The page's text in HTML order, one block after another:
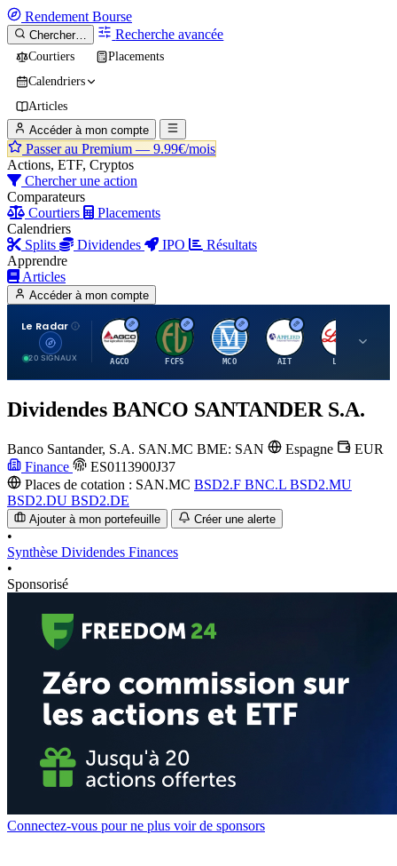
Rendement Bourse
Chercher… Recherche avancée
Courtiers
Placements
Calendriers
Articles
Accéder à mon compte
Passer au Premium — 9.99€/mois
Actions, ETF, Cryptos
Chercher une action
Comparateurs
Courtiers
Placements
Calendriers
Splits
Dividendes IPO
Résultats
Apprendre
Articles
Accéder à mon compte
Le Radar
20 SIGNAUX
A
AGCO
F
FCFS
M
MCO
A
AIT
Dividendes BANCO SANTANDER S.A.
Banco Santander, S.A. SAN.MC BME: SAN Espagne
EUR
Finance
ES0113900J37
Places de cotation : SAN.MC BSD2.F BNC.L BSD2.MU
BSD2.DU BSD2.DE
Ajouter à mon portefeuille Créer une alerte
•
Synthèse Dividendes Finances
•
Sponsorisé
Connectez-vous pour ne plus voir de sponsors